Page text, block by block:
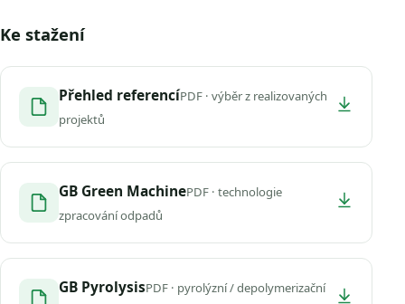
Ke stažení
Přehled referencíPDF · výběr z realizovaných
projektů
GB Green MachinePDF · technologie
zpracování odpadů
GB PyrolysisPDF · pyrolýzní / depolymerizační